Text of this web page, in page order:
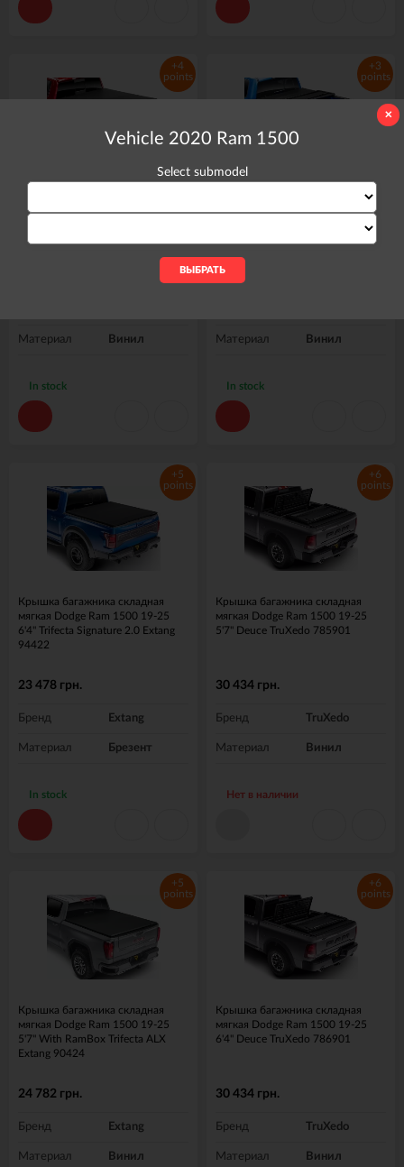
+4
points
мягкая Dodge Ram 1500 19-25
Материал Винил
In stock
+3
points
14 782 грн.
Материал Винил
In stock
+5
points
Крышка багажника складная
мягкая Dodge Ram 1500 19-25
6'4" Trifecta Signature 2.0 Extang
94422
23 478 грн.
Бренд Extang
Материал Брезент
In stock
+6
points
Крышка багажника складная
мягкая Dodge Ram 1500 19-25
5'7" Deuce TruXedo 785901
30 434 грн.
Бренд TruXedo
Материал Винил
Нет в наличии
+5
points
Крышка багажника складная
мягкая Dodge Ram 1500 19-25
5'7" With RamBox Trifecta ALX
Extang 90424
24 782 грн.
Бренд Extang
Материал Винил
+6
points
Крышка багажника складная
мягкая Dodge Ram 1500 19-25
6'4" Deuce TruXedo 786901
30 434 грн.
Бренд TruXedo
Материал Винил
✕
Vehicle 2020 Ram 1500
Select submodel